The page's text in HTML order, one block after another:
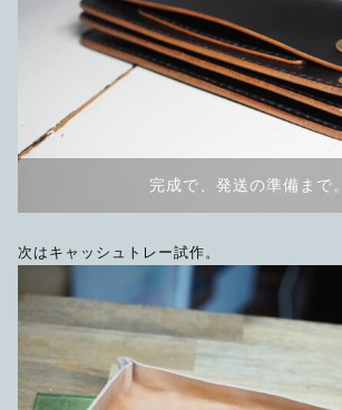
完成で、発送の準備まで。
次はキャッシュトレー試作。